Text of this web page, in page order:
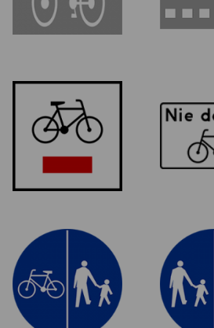
Szlak rowerowy
lokalny
znak
Droga dla pieszych
i rowerzystów
Droga
i